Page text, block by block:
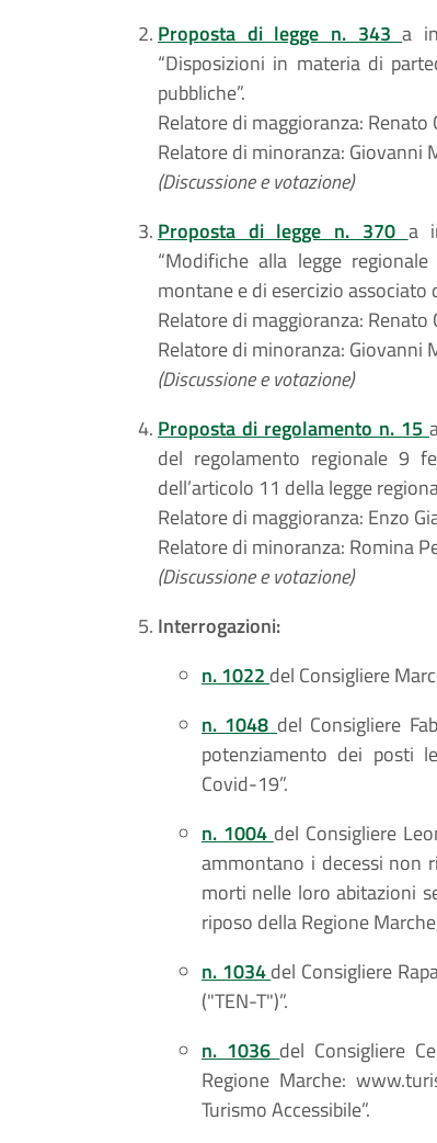
Proposta di legge n. 343a
“Disposizioni in materia di
pubbliche”.
Relatore di maggioranza:
Relatore di minoranza: Giovanni
(Discussione e votazione)
Proposta di legge n. 370 a
“Modifiche alla legge
montane e di esercizio associato
Relatore di maggioranza:
Relatore di minoranza: Giovanni
(Discussione e votazione)
Proposta di regolamento n. 15
del regolamento regionale 9
dell’articolo 11 della legge
Relatore di maggioranza: Enzo
Relatore di minoranza: Romina
(Discussione e votazione)
Interrogazioni:
n. 1022 del Consigliere
n. 1048 del Consigliere
potenziamento dei posti
Covid-19”.
n. 1004 del Consigliere
ammontano i decessi non
morti nelle loro abitazioni
riposo della Regione
n. 1034del Consigliere
("TEN-T")”.
n. 1036 del Consigliere
Regione Marche:
Turismo Accessibile”.